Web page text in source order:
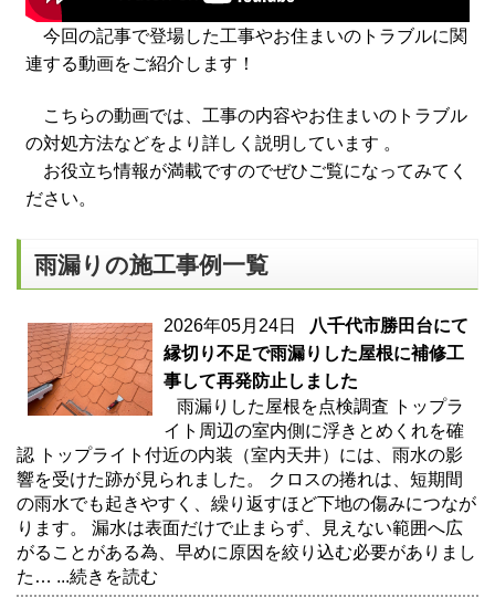
今回の記事で登場した工事やお住まいのトラブルに関
連する動画をご紹介します！
こちらの動画では、工事の内容やお住まいのトラブル
の対処方法などをより詳しく説明しています 。
お役立ち情報が満載ですのでぜひご覧になってみてく
ださい。
雨漏りの施工事例一覧
2026年05月24日
八千代市勝田台にて
縁切り不足で雨漏りした屋根に補修工
事して再発防止しました
雨漏りした屋根を点検調査 トップラ
イト周辺の室内側に浮きとめくれを確
認 トップライト付近の内装（室内天井）には、雨水の影
響を受けた跡が見られました。 クロスの捲れは、短期間
の雨水でも起きやすく、繰り返すほど下地の傷みにつなが
ります。 漏水は表面だけで止まらず、見えない範囲へ広
がることがある為、早めに原因を絞り込む必要がありまし
た… ...続きを読む